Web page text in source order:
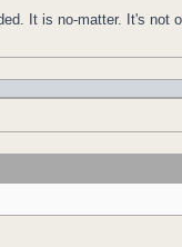
It is no-matter. It's not